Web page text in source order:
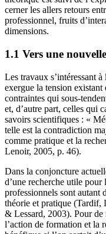
cerner les allers retours
professionnel, fruits
dimensions.
1.1 Vers une
Les travaux s’intéressant
exergue la tension existant
contraintes qui sous-
et, d’autre part, celles qui
savoirs scientifiques : «
telle est la contradiction
comme pratique et la
Lenoir, 2005, p. 46).
Dans la conjoncture
d’une recherche utile pour
professionnels sont autant
théorie et pratique (Tardif,
& Lessard, 2003). Pour de
l’action de formation et la